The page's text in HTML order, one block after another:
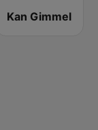
Kan Gimmel